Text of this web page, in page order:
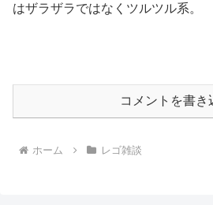
はザラザラではなくツルツル系。
コメントを書き
ホーム レゴ雑談